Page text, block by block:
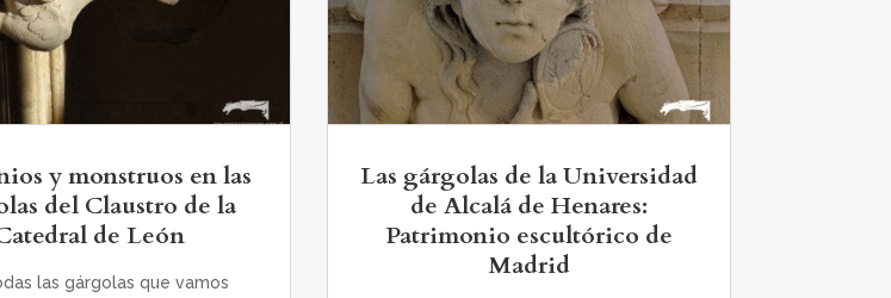
y monstruos en las
del Claustro de la
de León
las gárgolas que vamos
Las gárgolas de la Universidad
de Alcalá de Henares:
Patrimonio escultórico de
Madrid